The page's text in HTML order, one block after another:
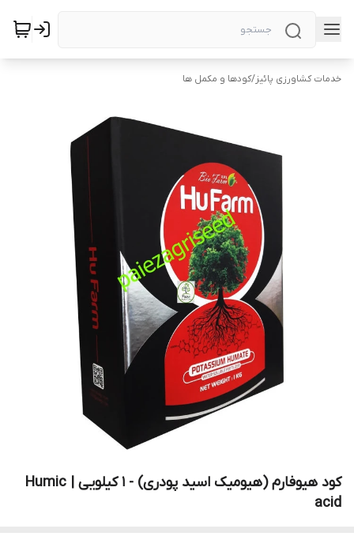
خدمات کشاورزی پائیز/کودها و مکمل ها
کود هیوفارم (هیومیک اسید پودری) - 1 کیلویی | Humic
acid